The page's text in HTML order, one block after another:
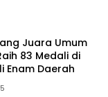
Juara Umum
83 Medali di
Enam Daerah